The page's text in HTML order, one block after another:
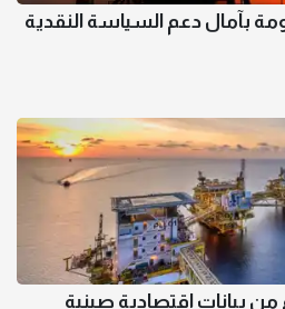
بآمال دعم السياسة النقدية
من بيانات اقتصادية صينية